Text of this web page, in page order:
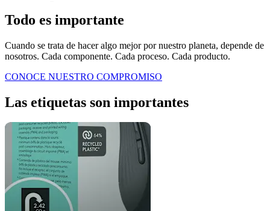
Todo es importante
Cuando se trata de hacer algo mejor por nuestro planeta, depende de
nosotros. Cada componente. Cada proceso. Cada producto.
CONOCE NUESTRO COMPROMISO
Las etiquetas son importantes